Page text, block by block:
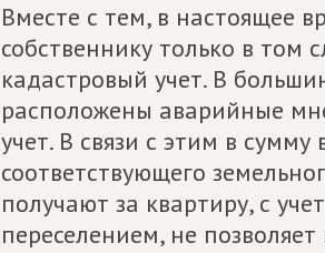
Вместе с тем, в настоящее
собственнику только в том
кадастровый учет. В
расположены аварийные
учет. В связи с этим в
соответствующего
получают за квартиру, с
переселением, не